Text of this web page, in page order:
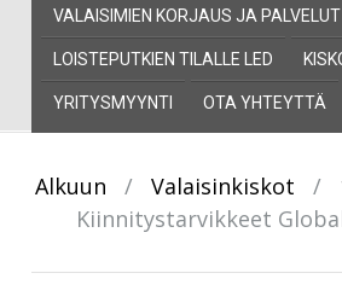
VALAISIMIEN KORJAUS JA PALVELUT
LOISTEPUTKIEN TILALLE LED
YRITYSMYYNTI OTA YHTEYTTÄ
Alkuun / Valaisinkiskot /
Kiinnitystarvikkeet